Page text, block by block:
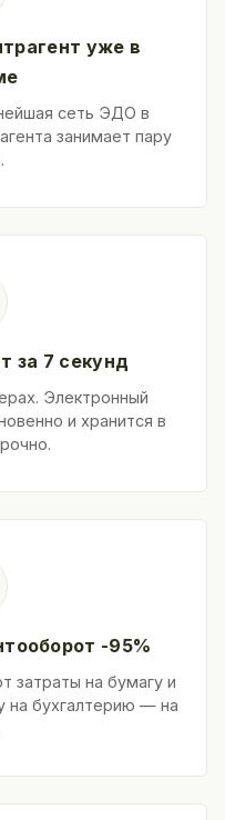
уже в
сеть ЭДО в
занимает пару
за 7 секунд
Электронный
и хранится в
-95%
затраты на бумагу и
на бухгалтерию — на